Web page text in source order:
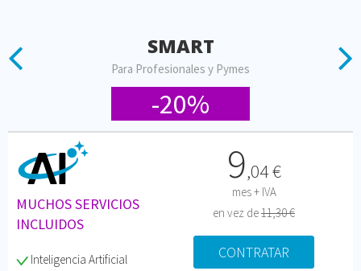
SMART
Para Profesionales y Pymes
-20%
MUCHOS SERVICIOS
INCLUIDOS
Inteligencia Artificial
9,04€
mes + IVA
en vez de11,30 €
CONTRATAR